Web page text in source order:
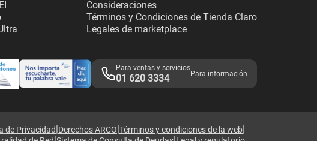
Consideraciones
Términos y Condiciones de Tienda Claro
Legales de marketplace
Para ventas y servicios
01 620 3334 Para información
de Privacidad|Derechos ARCO|Términos y condiciones de la web|